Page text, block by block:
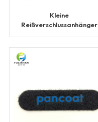
Kleine
Reißverschlussanhänger